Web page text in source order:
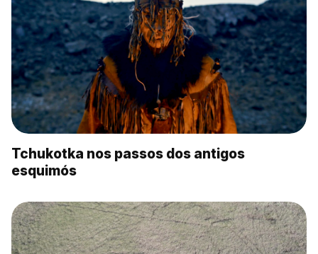
Tchukotka nos passos dos antigos
esquimós